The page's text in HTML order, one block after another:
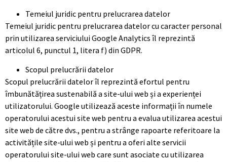
Temeiul juridic pentru prelucrarea datelor
Temeiul juridic pentru prelucrarea datelor cu caracter personal
prin utilizarea serviciului Google Analytics îl reprezintă
articolul 6, punctul 1, litera f) din GDPR.
Scopul prelucrării datelor
Scopul prelucrării datelor îl reprezintă efortul pentru
îmbunătățirea sustenabilă a site-ului web și a experienței
utilizatorului. Google utilizează aceste informații în numele
operatorului acestui site web pentru a evalua utilizarea acestui
site web de către dvs., pentru a strânge rapoarte referitoare la
activitățile site-ului web și pentru a oferi alte servicii
operatorului site-ului web care sunt asociate cu utilizarea